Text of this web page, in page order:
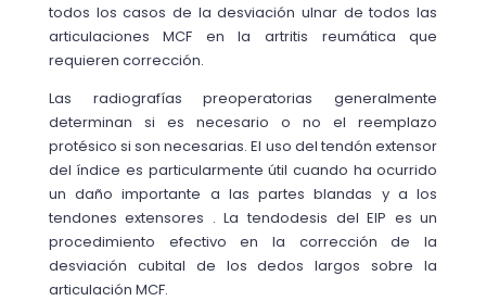
todos los casos de la desviación ulnar de todos las
articulaciones MCF en la artritis reumática que
requieren corrección.
Las radiografías preoperatorias generalmente
determinan si es necesario o no el reemplazo
protésico si son necesarias. El uso del tendón extensor
del índice es particularmente útil cuando ha ocurrido
un daño importante a las partes blandas y a los
tendones extensores . La tendodesis del EIP es un
procedimiento efectivo en la corrección de la
desviación cubital de los dedos largos sobre la
articulación MCF.